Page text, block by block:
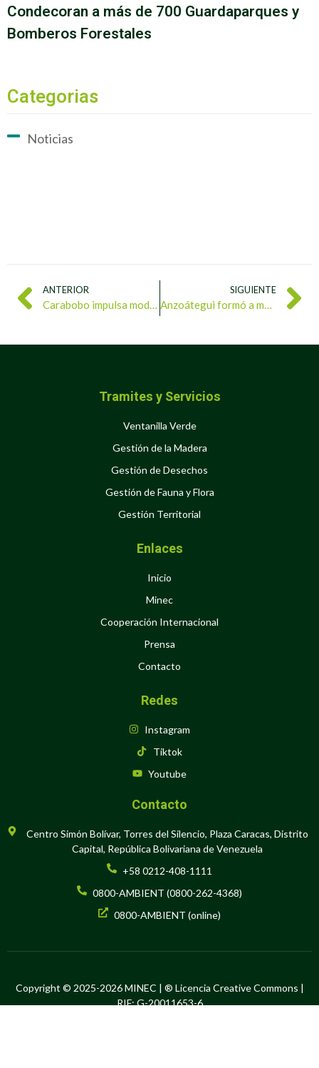
Condecoran a más de 700 Guardaparques y
Bomberos Forestales
Categorias
Noticias
ANTERIOR
Carabobo impulsa modelo comunitario de reciclaje en Naguanagua
SIGUIENTE
Anzoátegui formó a más de mil personas en Semana Mundial del Ambiente
Tramites y Servicios
Ventanilla Verde
Gestión de la Madera
Gestión de Desechos
Gestión de Fauna y Flora
Gestión Territorial
Enlaces
Inicio
Minec
Cooperación Internacional
Prensa
Contacto
Redes
Instagram
Tiktok
Youtube
Contacto
Centro Simón Bolívar, Torres del Silencio, Plaza Caracas, Distrito
Capital, República Bolivariana de Venezuela
+58 0212-408-1111
0800-AMBIENT (0800-262-4368)
0800-AMBIENT (online)
Copyright © 2025-2026 MINEC | ® Licencia Creative Commons |
RIF: G-20011653-6